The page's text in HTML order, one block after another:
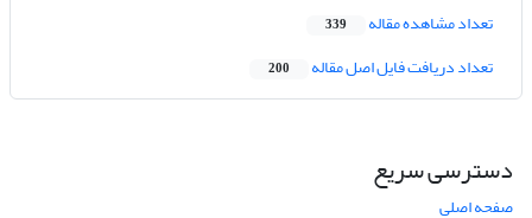
تعداد مشاهده مقاله 339
تعداد دریافت فایل اصل مقاله 200
دسترسی سریع
صفحه اصلی